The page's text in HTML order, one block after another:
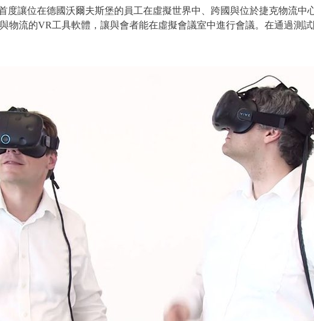
度讓位在德國沃爾夫斯堡的員工在虛擬世界中、跨國與位於捷克物流中
物流的VR工具軟體，讓與會者能在虛擬會議室中進行會議。在通過測